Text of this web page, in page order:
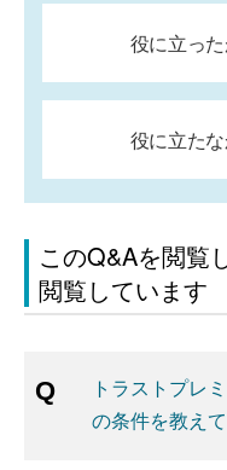
役に立っ
役に立た
このQ&Aを閲覧
閲覧しています
トラストプレ
の条件を教え